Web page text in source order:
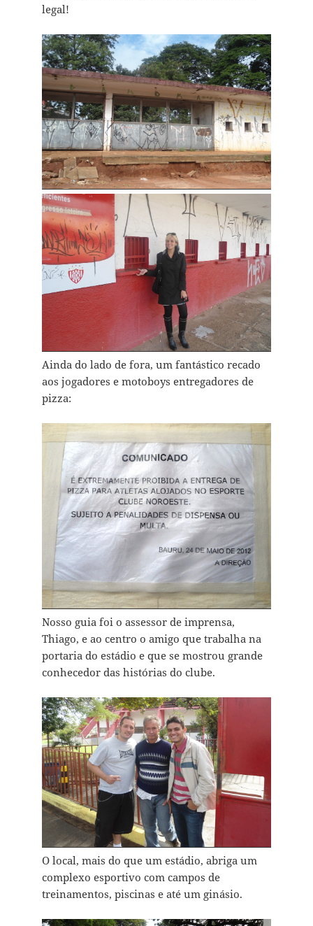
legal!
Ainda do lado de fora, um fantástico recado
aos jogadores e motoboys entregadores de
pizza:
Nosso guia foi o assessor de imprensa,
Thiago, e ao centro o amigo que trabalha na
portaria do estádio e que se mostrou grande
conhecedor das histórias do clube.
O local, mais do que um estádio, abriga um
complexo esportivo com campos de
treinamentos, piscinas e até um ginásio.